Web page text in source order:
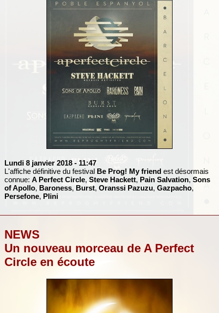
Lundi 8 janvier 2018 - 11:47
L'affiche définitive du festival Be Prog! My friendest désormais
connue: A Perfect Circle, Steve Hackett, Pain Salvation, Sons
of Apollo, Baroness, Burst, Oranssi Pazuzu, Gazpacho,
Persefone, Plini
NEWS
Un nouveau morceau de A Perfect
Circle en écoute